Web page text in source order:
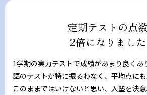
定期テストの点
2倍になりました
1学期の実力テストで成績があまり良くあ
語のテストが特に振るわなく、平均点にも
このままではいけないと思い、入塾を決